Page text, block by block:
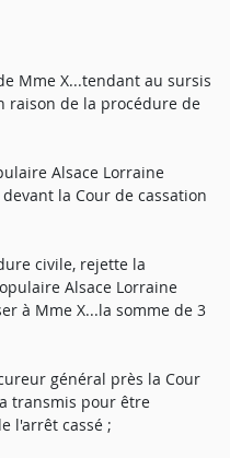
Mme X...tendant au sursis
raison de la procédure de
Alsace Lorraine
la Cour de cassation
civile, rejette la
Alsace Lorraine
à Mme X...la somme de 3
général près la Cour
transmis pour être
l'arrêt cassé ;